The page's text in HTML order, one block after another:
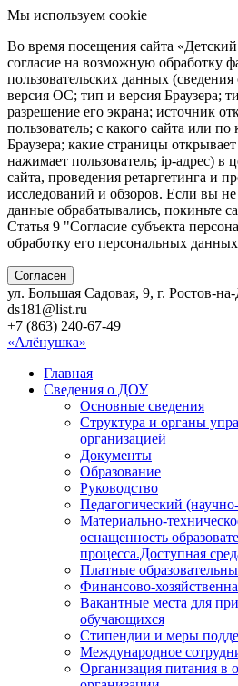
Мы используем cookie
Во время посещения сайта
согласие на возможную обработку
пользовательских данных
версия ОС; тип и версия Браузера;
разрешение его экрана; источник
пользователь; с какого сайта или
Браузера; какие страницы
нажимает пользователь; ip-адрес) в
сайта, проведения ретаргетинга и
исследований и обзоров. Если вы
данные обрабатывались, покиньте
Статья 9 "Согласие субъекта
обработку его персональных
Согласен
ул. Большая Садовая, 9, г. Ростов-
ds181@list.ru
+7 (863) 240-67-49
«Алёнушка»
Главная
Сведения о ДОУ
Основные сведения
Структура и органы
организацией
Документы
Образование
Руководство
Педагогический
Материально-
оснащенность
процесса.Доступная
Платные
Финансово-
Вакантные места для
обучающихся
Стипендии и меры
Международное
Организация питания в